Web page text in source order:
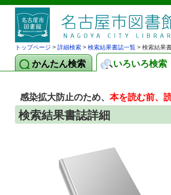
トップページ > 詳細検索 > 検索結果書誌一覧 > 検索結果
かんたん検索 いろいろ検索
感染拡大防止のため、 本を読む前、
検索結果書誌詳細